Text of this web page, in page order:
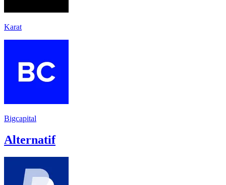
Karat
Bigcapital
Alternatif